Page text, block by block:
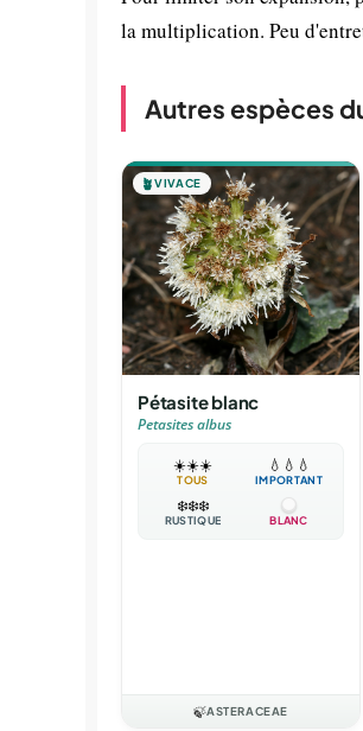
la multiplication. Peu
Autres espèces
🪴VIVACE
Pétasite blanc
Petasites albus
☀️☀️☀️
TOUS
💧 💧 💧
IMPORTANT
❄️❄️❄️
RUSTIQUE BLANC
🍃ASTERACEAE